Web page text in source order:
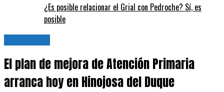
¿Es posible relacionar el Grial con Pedroche? Sí, es
posible
El plan de mejora de Atención Primaria
arranca hoy en Hinojosa del Duque